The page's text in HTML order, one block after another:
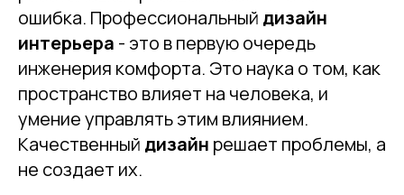
ошибка. Профессиональный дизайн
интерьера - это в первую очередь
инженерия комфорта. Это наука о том, как
пространство влияет на человека, и
умение управлять этим влиянием.
Качественный дизайн решает проблемы, а
не создает их.